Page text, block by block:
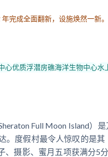
完成全面翻新，设施焕然一新。
心优质浮潜房礁海洋生物中心水
Full Moon Island）
。度假村最令人惊叹的是
、摄影、蜜月五项获满分5